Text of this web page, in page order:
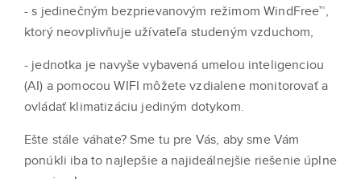
- s jedinečným bezprievanovým režimom WindFree™,
ktorý neovplivňuje užívateľa studeným vzduchom,
- jednotka je navyše vybavená umelou inteligenciou
(AI) a pomocou WIFI môžete vzdialene monitorovať a
ovládať klimatizáciu jediným dotykom.
Ešte stále váhate? Sme tu pre Vás, aby sme Vám
ponúkli iba to najlepšie a najideálnejšie riešenie úplne